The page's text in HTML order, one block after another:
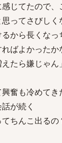
じてたので
ってさびしく
から長くなっ
ばよかったか
たら嫌じゃん」
奮も冷めてき
が続く
ちんこ出るの